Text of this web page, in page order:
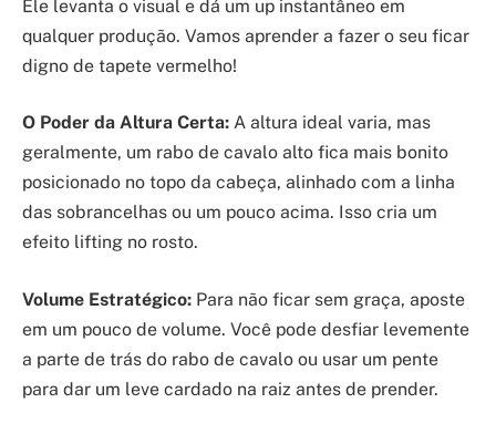
Ele levanta o visual e dá um up instantâneo em
qualquer produção. Vamos aprender a fazer o seu ficar
digno de tapete vermelho!
O Poder da Altura Certa: A altura ideal varia, mas
geralmente, um rabo de cavalo alto fica mais bonito
posicionado no topo da cabeça, alinhado com a linha
das sobrancelhas ou um pouco acima. Isso cria um
efeito lifting no rosto.
Volume Estratégico: Para não ficar sem graça, aposte
em um pouco de volume. Você pode desfiar levemente
a parte de trás do rabo de cavalo ou usar um pente
para dar um leve cardado na raiz antes de prender.